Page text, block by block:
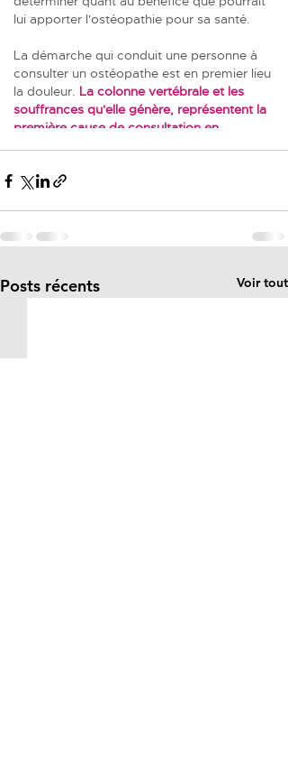
Posts récents Voir tout